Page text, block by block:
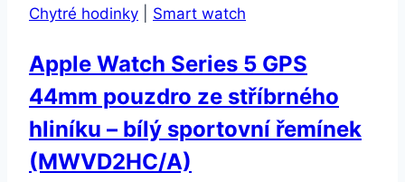
Chytré hodinky Smart watch
Apple Watch Series 5 GPS
44mm pouzdro ze stříbrného
hliníku – bílý sportovní řemínek
(MWVD2HC/A)